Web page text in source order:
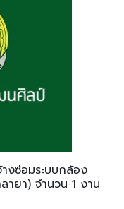
งซ่อมระบบกล้อง
ยา) จำนวน 1 งาน